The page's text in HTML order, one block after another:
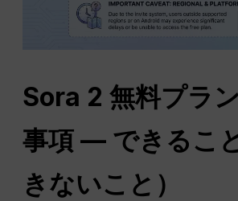
Sora 2 無料プラ
事項 — できるこ
きないこと）